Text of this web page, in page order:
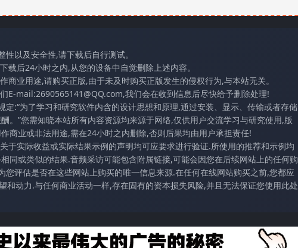
以及安全性,请下载后自行测试。
后24小时之内,从您的设备中自觉删除上述内容。
业用途,请购买正版,由于未及时购买正版发生的侵权行为,与本站无关。
E-mail:2690565141@QQ.com,我们会在收到信息后尽快给予删除处理!
:“为了学习和研究软件内含的设计思想和原理,通过安装、显示、传输或者存储
。”您需知晓本站所有内容资源均来源于网络,仅供用户交流学习与研究使用,版
商业或非法用途,需在24小时之内删除,否则后果均由用户承担责任!
于实际收益或实际结果示例的声明均可应要求进行验证.所使用的推荐和示例均
同或类似的结果.音频采访可能包含附属链接,可能会因您在后续网站上的任何购
评估是否在这些网站上购买的唯一信息来源.在任何在线网站购买之前,您都应
动力.与任何商业活动一样,存在固有的资本损失风险,并且无法保证您使用此处